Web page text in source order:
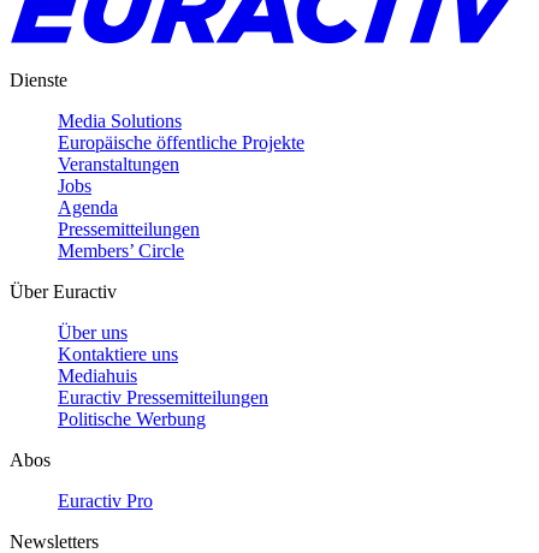
Dienste
Media Solutions
Europäische öffentliche Projekte
Veranstaltungen
Jobs
Agenda
Pressemitteilungen
Members’ Circle
Über Euractiv
Über uns
Kontaktiere uns
Mediahuis
Euractiv Pressemitteilungen
Politische Werbung
Abos
Euractiv Pro
Newsletters